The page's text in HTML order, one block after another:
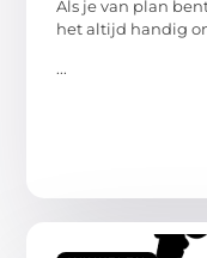
Als je van plan
het altijd handig
...